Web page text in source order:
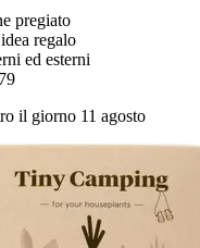
pregiato
regalo
ed esterni
il giorno 11 agosto